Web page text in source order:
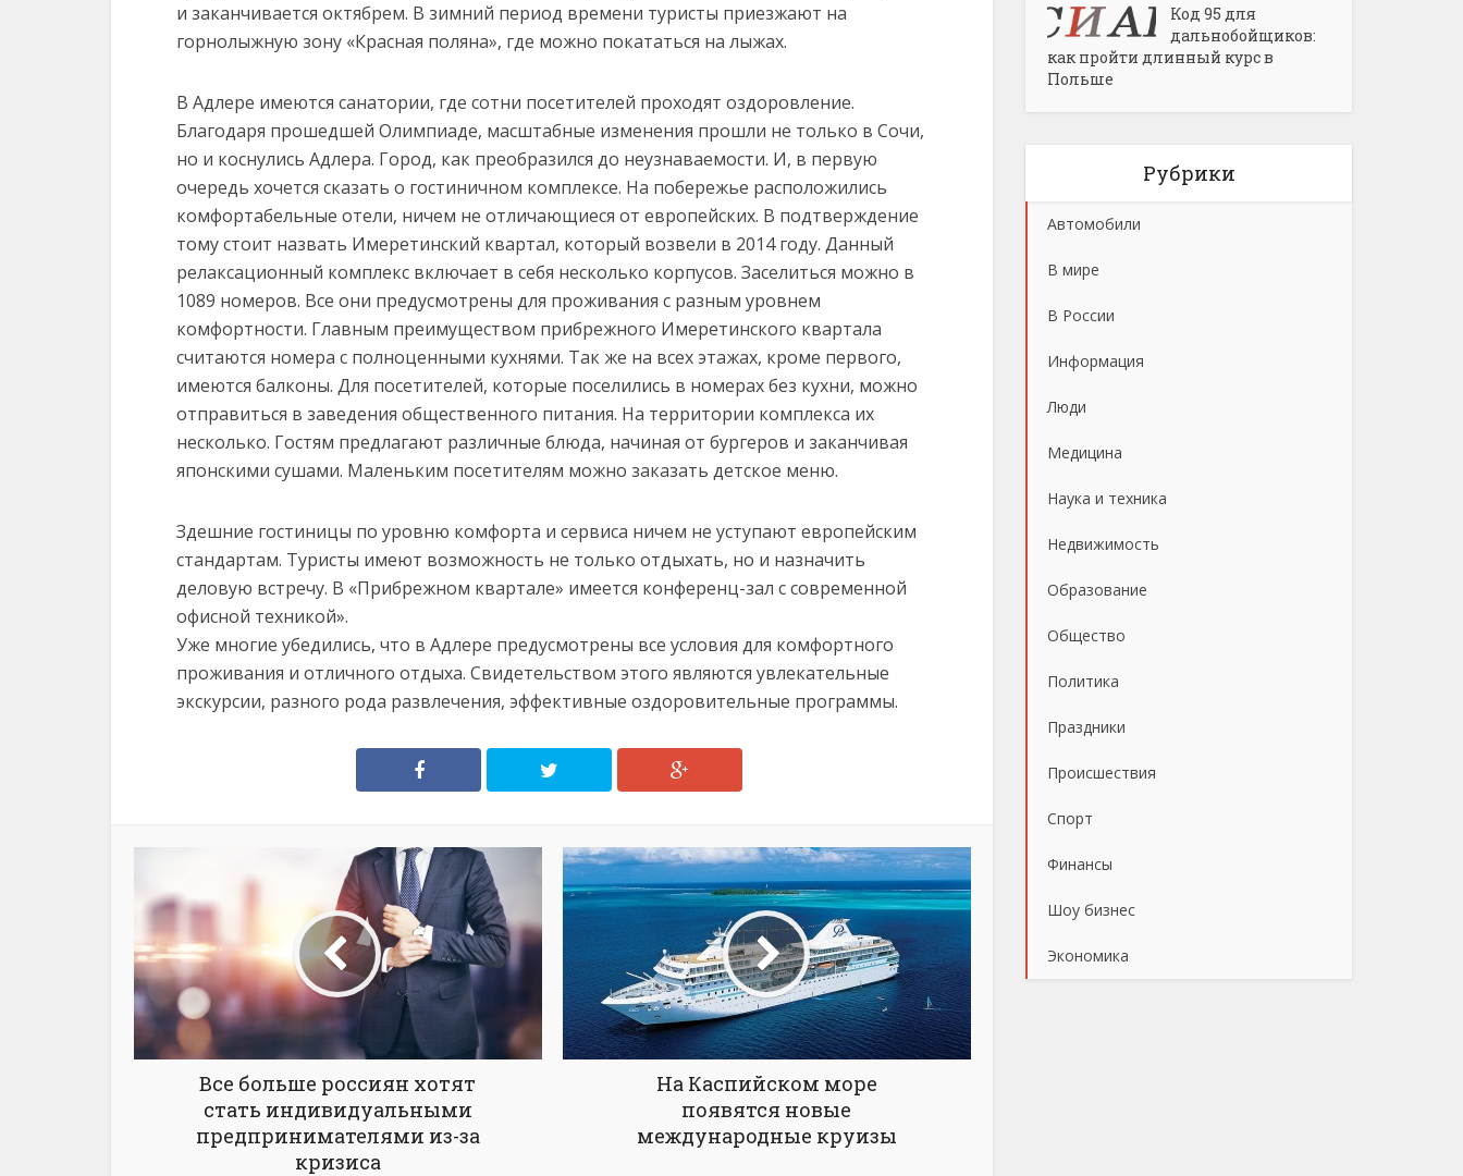
и заканчивается октябрем. В зимний период времени туристы приезжают на
горнолыжную зону «Красная поляна», где можно покататься на лыжах.
В Адлере имеются санатории, где сотни посетителей проходят оздоровление.
Благодаря прошедшей Олимпиаде, масштабные изменения прошли не только в Сочи,
но и коснулись Адлера. Город, как преобразился до неузнаваемости. И, в первую
очередь хочется сказать о гостиничном комплексе. На побережье расположились
комфортабельные отели, ничем не отличающиеся от европейских. В подтверждение
тому стоит назвать Имеретинский квартал, который возвели в 2014 году. Данный
релаксационный комплекс включает в себя несколько корпусов. Заселиться можно в
1089 номеров. Все они предусмотрены для проживания с разным уровнем
комфортности. Главным преимуществом прибрежного Имеретинского квартала
считаются номера с полноценными кухнями. Так же на всех этажах, кроме первого,
имеются балконы. Для посетителей, которые поселились в номерах без кухни, можно
отправиться в заведения общественного питания. На территории комплекса их
несколько. Гостям предлагают различные блюда, начиная от бургеров и заканчивая
японскими сушами. Маленьким посетителям можно заказать детское меню.
Здешние гостиницы по уровню комфорта и сервиса ничем не уступают европейским
стандартам. Туристы имеют возможность не только отдыхать, но и назначить
деловую встречу. В «Прибрежном квартале» имеется конференц-зал с современной
офисной техникой».
Уже многие убедились, что в Адлере предусмотрены все условия для комфортного
проживания и отличного отдыха. Свидетельством этого являются увлекательные
экскурсии, разного рода развлечения, эффективные оздоровительные программы.
Все больше россиян хотят
стать индивидуальными
предпринимателями из-за
кризиса
На Каспийском море
появятся новые
международные круизы
Код 95 для
дальнобойщиков:
как пройти длинный курс в
Польше
Рубрики
Автомобили
В мире
В России
Информация
Люди
Медицина
Наука и техника
Недвижимость
Образование
Общество
Политика
Праздники
Происшествия
Спорт
Финансы
Шоу бизнес
Экономика